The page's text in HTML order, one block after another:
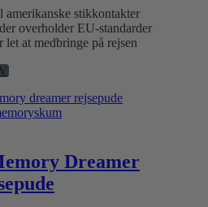
stikkontakter
overholder EU-standarder
at medbringe på rejsen
Dreamer